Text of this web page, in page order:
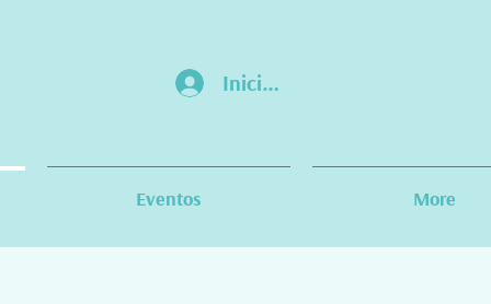
Iniciar sesión
Eventos More